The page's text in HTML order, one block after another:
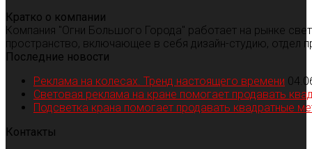
Кратко о компании
Компания "Огни Большого Города" работает на рынке
пространство, включающее в себя дизайн-студию, отдел
Последние новости
Реклама на колесах. Тренд настоящего времени
Световая реклама на кране помогает продавать
Подсветка крана помогает продавать квадратные
Контакты